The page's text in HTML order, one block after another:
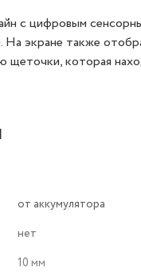
с цифровым
На экране также
которая
от аккумулятора
нет
10 мм